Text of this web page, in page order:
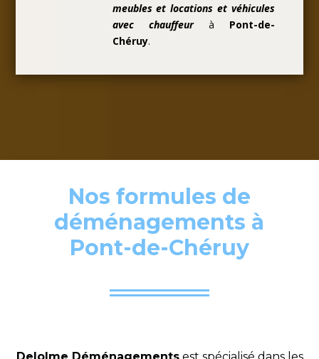
meubles et locations et véhicules
avec chauffeurà Pont-de-
Chéruy.
Nos formules de
déménagements à
Pont-de-Chéruy